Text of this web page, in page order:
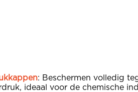
: Beschermen volledig
ideaal voor de chemische